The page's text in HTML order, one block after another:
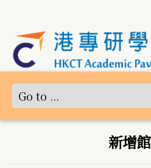
新增